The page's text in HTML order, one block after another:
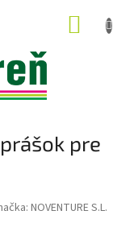
pre
NOVENTURE S.L.